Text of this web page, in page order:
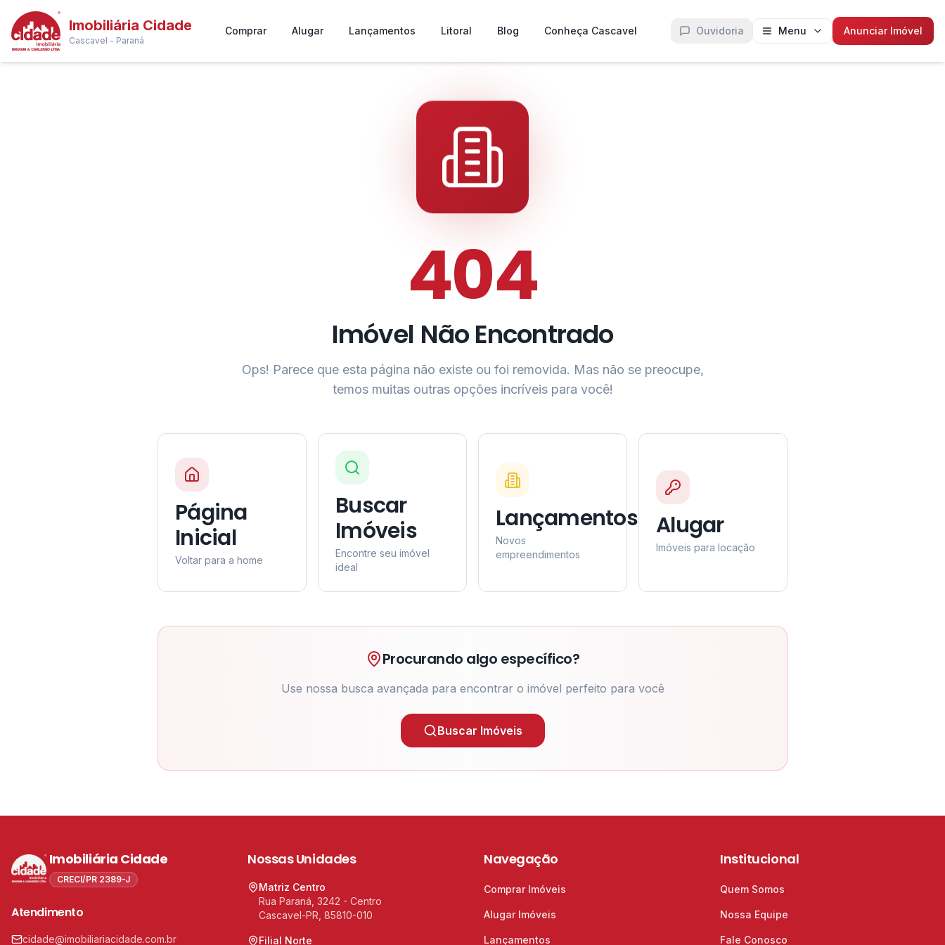
Imobiliária Cidade
Cascavel - Paraná
Comprar Alugar Lançamentos Litoral Blog Conheça Cascavel Ouvidoria Menu Anunciar Imóvel
404
Imóvel Não Encontrado
Ops! Parece que esta página não existe ou foi removida. Mas não se preocupe,
temos muitas outras opções incríveis para você!
Página
Inicial
Voltar para a home
Buscar
Imóveis
Encontre seu imóvel
ideal
Lançamentos
Novos
empreendimentos
Alugar
Imóveis para locação
Procurando algo específico?
Use nossa busca avançada para encontrar o imóvel perfeito para você
Buscar Imóveis
Imobiliária Cidade
CRECI/PR 2389-J
Atendimento
cidade@imobiliariacidade.com.br
Nossas Unidades
Matriz Centro
Rua Paraná, 3242 - Centro
Cascavel-PR, 85810-010
Filial Norte
Navegação
Comprar Imóveis
Alugar Imóveis
Lançamentos
Institucional
Quem Somos
Nossa Equipe
Fale Conosco